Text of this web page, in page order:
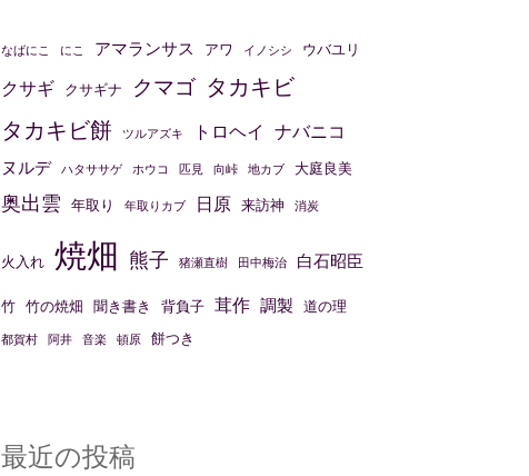
なばにこ にこ アマランサス アワ イノシシ ウバユリ
クサギ クサギナ クマゴ タカキビ
タカキビ餅
ツルアズキ トロヘイ ナバニコ
ヌルデ ハタササゲ ホウコ 匹見 向峠 地カブ 大庭良美
奥出雲 年取り 年取りカブ 日原 来訪神 消炭
火入れ 焼畑 熊子 猪瀬直樹 田中梅治 白石昭臣
竹 竹の焼畑 聞き書き 背負子 茸作 調製 道の理
都賀村 阿井 音楽 頓原 餅つき
最近の投稿